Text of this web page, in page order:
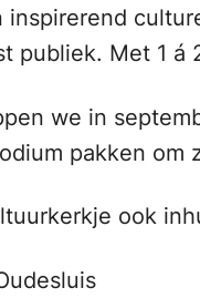
publiek. Met 1 á
we in
pakken
ook